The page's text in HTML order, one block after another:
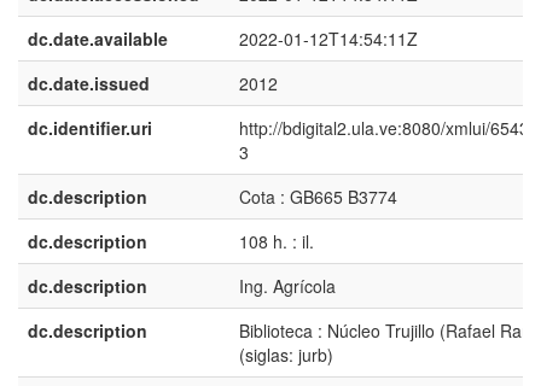
dc.date.available
2022-01-12T14:54:11Z
dc.date.issued
2012
dc.identifier.uri
http://bdigital2.ula.ve:8080/xmlui/
3
dc.description
Cota : GB665 B3774
dc.description
108 h. : il.
dc.description
Ing. Agrícola
dc.description
Biblioteca : Núcleo Trujillo (Rafael
(siglas: jurb)